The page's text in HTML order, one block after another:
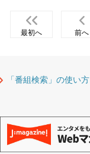
最初へ 前へ
「番組検索」の使い方